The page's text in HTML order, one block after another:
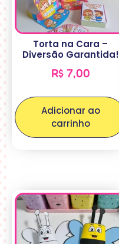
Torta na Cara –
Diversão Garantida!
R$7,00
Adicionar ao
carrinho